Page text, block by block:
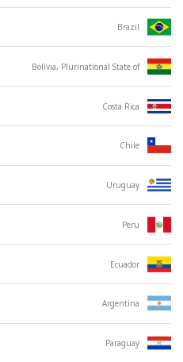
Brazil
Bolivia, Plurinational State of
Costa Rica
Chile
Uruguay
Peru
Ecuador
Argentina
Paraguay